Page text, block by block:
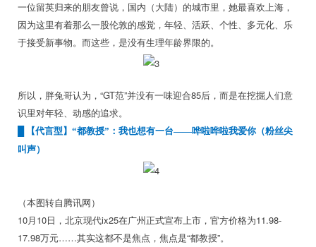
一位留英归来的朋友曾说，国内（大陆）的城市里，她最喜欢上海，
因为这里有着那么一股伦敦的感觉，年轻、活跃、个性、多元化、乐
于接受新事物。而这些，是没有生理年龄界限的。
所以，胖兔哥认为，“GT范”并没有一味迎合85后，而是在挖掘人们意
识里对年轻、动感的追求。
█ 【代言型】“都教授”：我也想有一台——哗啦哗啦我爱你（粉丝尖
叫声）
（本图转自腾讯网）
10月10日，北京现代ix25在广州正式宣布上市，官方价格为11.98-
17.98万元……其实这都不是焦点，焦点是“都教授”。